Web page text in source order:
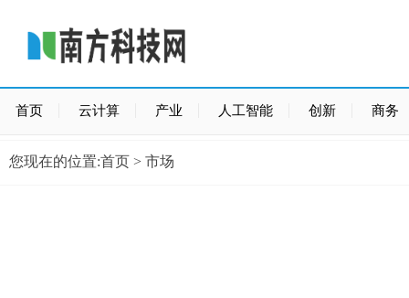
首页 云计算 产业 人工智能 创新 商务
您现在的位置:首页 > 市场